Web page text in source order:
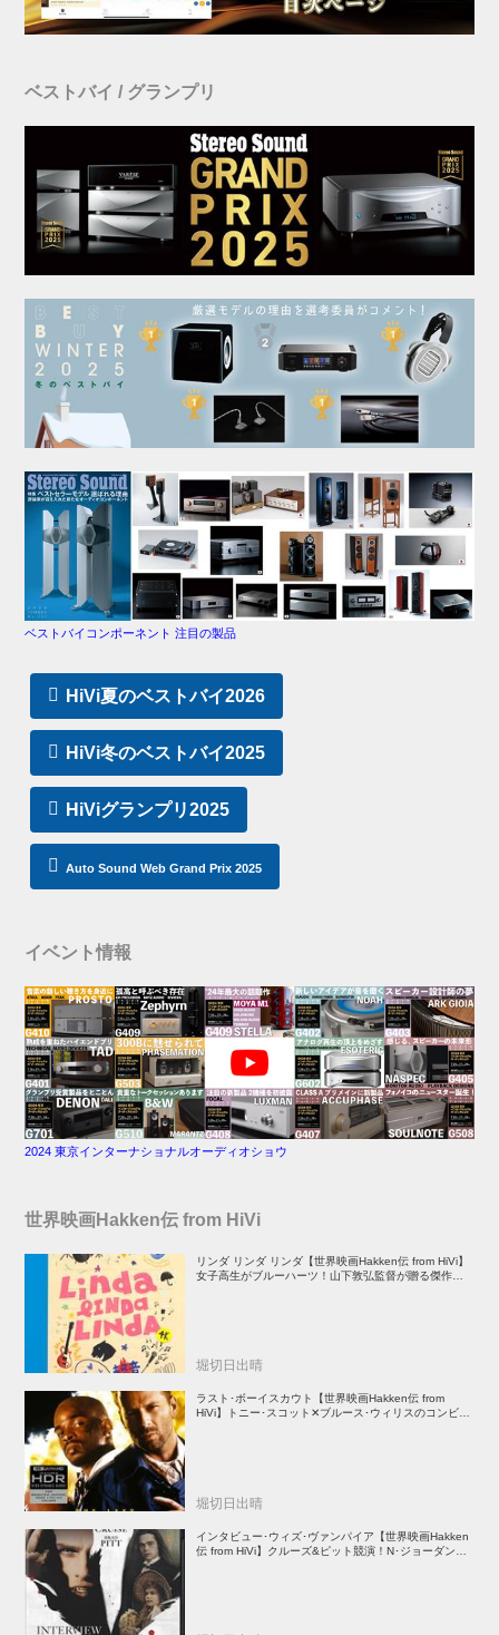
ベストバイ / グランプリ
ベストバイコンポーネント 注目の製品
HiVi夏のベストバイ2026
HiVi冬のベストバイ2025
HiViグランプリ2025
Auto Sound Web Grand Prix 2025
イベント情報
2024 東京インターナショナルオーディオショウ
世界映画Hakken伝 from HiVi
リンダ リンダ リンダ【世界映画Hakken伝 from HiVi】
女子高生がブルーハーツ！山下敦弘監督が贈る傑作青春
堀切日出晴
ラスト･ボーイスカウト【世界映画Hakken伝 from
HiVi】トニー･スコット✕ブルース･ウィリスのコンビが
堀切日出晴
インタビュー･ウィズ･ヴァンパイア【世界映画Hakken
伝 from HiVi】クルーズ&ピット競演！N･ジョーダン監